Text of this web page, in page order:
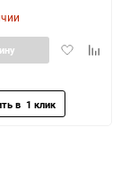
Добавить